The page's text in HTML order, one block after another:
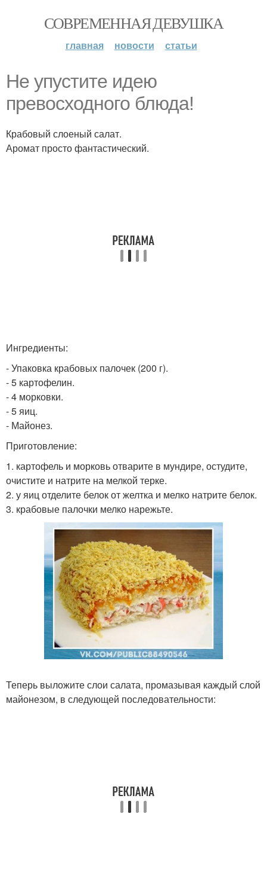
СОВРЕМЕННАЯ ДЕВУШКА
главная новости статьи
Не упустите идею
превосходного блюда!
Крабовый слоеный салат.
Аромат просто фантастический.
Ингредиенты:
- Упаковка крабовых палочек (200 г).
- 5 картофелин.
- 4 морковки.
- 5 яиц.
- Майонез.
Приготовление:
1. картофель и морковь отварите в мундире, остудите,
очистите и натрите на мелкой терке.
2. у яиц отделите белок от желтка и мелко натрите белок.
3. крабовые палочки мелко нарежьте.
Теперь выложите слои салата, промазывая каждый слой
майонезом, в следующей последовательности: